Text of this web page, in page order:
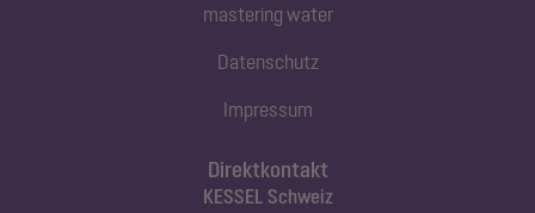
Direktkontakt
KESSEL Schweiz
mastering water
Datenschutz
Impressum